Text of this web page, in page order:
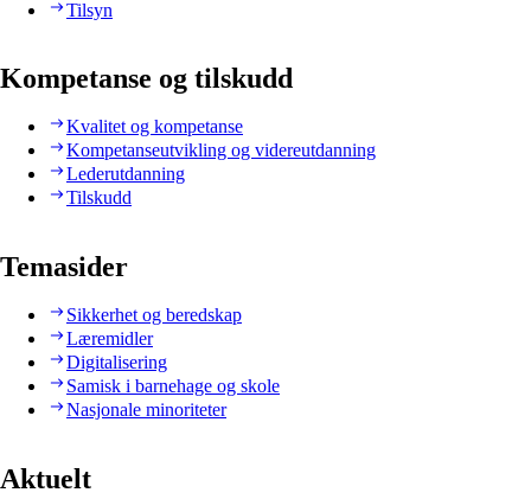
Tilsyn
Kompetanse og tilskudd
Kvalitet og kompetanse
Kompetanseutvikling og videreutdanning
Lederutdanning
Tilskudd
Temasider
Sikkerhet og beredskap
Læremidler
Digitalisering
Samisk i barnehage og skole
Nasjonale minoriteter
Aktuelt